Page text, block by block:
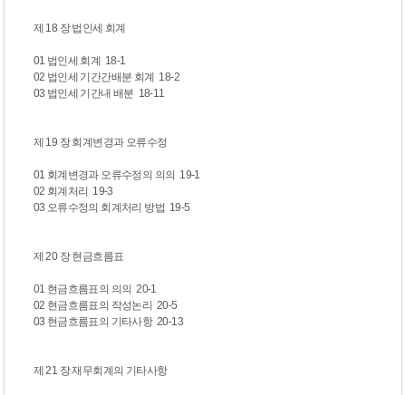
제 18 장 법인세 회계
01 법인세 회계 18-1
02 법인세 기간간배분 회계 18-2
03 법인세 기간내 배분 18-11
제 19 장 회계변경과 오류수정
01 회계변경과 오류수정의 의의 19-1
02 회계처리 19-3
03 오류수정의 회계처리 방법 19-5
제 20 장 현금흐름표
01 현금흐름표의 의의 20-1
02 현금흐름표의 작성논리 20-5
03 현금흐름표의 기타사항 20-13
제 21 장 재무회계의 기타사항